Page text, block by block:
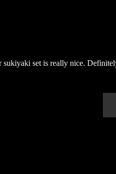
set is really nice. Definitely